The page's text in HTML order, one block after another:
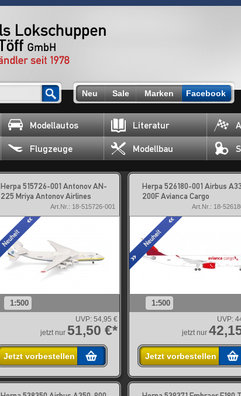
Neu Sale Marken Facebook
Modellautos Literatur
Flugzeuge Modellbau
Herpa 515726-001 Antonov AN-
225 Mriya Antonov Airlines
Art.Nr.: 18-515726-001
1:500
UVP: 54,95 €
jetzt nur 51,50 €*
Jetzt vorbestellen
Herpa 526180-001 Airbus
200F Avianca Cargo
Art.Nr.: 18-
1:500
UVP:
jetzt nur
Jetzt vorbestellen